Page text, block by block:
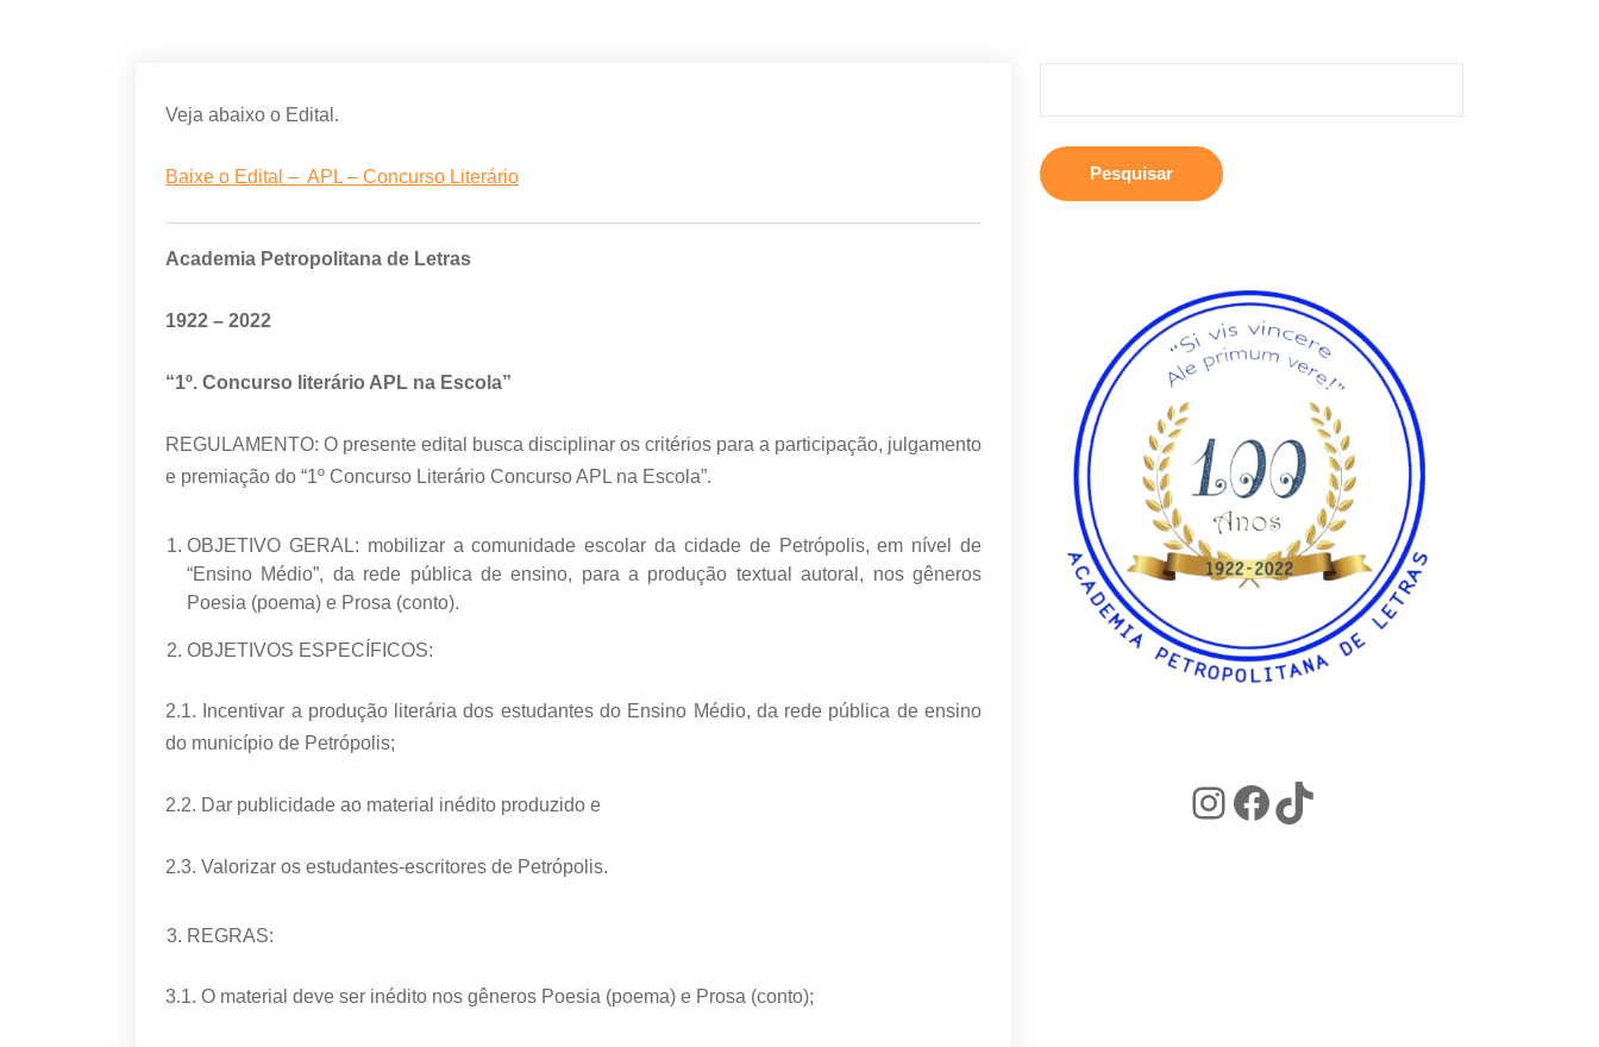
Veja abaixo o Edital.
Baixe o Edital – APL – Concurso Literário
Academia Petropolitana de Letras
1922 – 2022
“1º. Concurso literário APL na Escola”
REGULAMENTO: O presente edital busca disciplinar os critérios para a participação, julgamento
e premiação do “1º Concurso Literário Concurso APL na Escola”.
OBJETIVO GERAL: mobilizar a comunidade escolar da cidade de Petrópolis, em nível de
“Ensino Médio”, da rede pública de ensino, para a produção textual autoral, nos gêneros
Poesia (poema) e Prosa (conto).
OBJETIVOS ESPECÍFICOS:
2.1. Incentivar a produção literária dos estudantes do Ensino Médio, da rede pública de ensino
do município de Petrópolis;
2.2. Dar publicidade ao material inédito produzido e
2.3. Valorizar os estudantes-escritores de Petrópolis.
REGRAS:
3.1. O material deve ser inédito nos gêneros Poesia (poema) e Prosa (conto);
Instagram
Facebook
TikTok